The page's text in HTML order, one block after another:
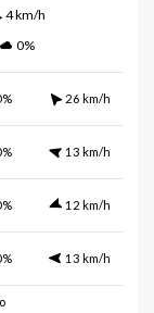
4 km/h
0%
26 km/h
13 km/h
12 km/h
13 km/h